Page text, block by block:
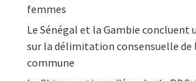
femmes
Le Sénégal et la Gambie
sur la délimitation consensuelle
commune